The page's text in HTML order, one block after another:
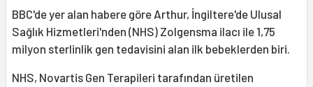
BBC'de yer alan habere göre Arthur, İngiltere'de Ulusal
Sağlık Hizmetleri'nden (NHS) Zolgensma ilacı ile 1,75
milyon sterlinlik gen tedavisini alan ilk bebeklerden biri.
NHS, Novartis Gen Terapileri tarafından üretilen